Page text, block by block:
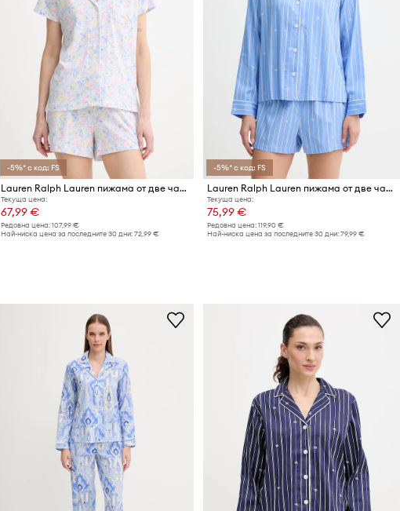
-5%* с код: FS
Lauren Ralph Lauren пижама от две части дамски с вискоза
Текуща цена:
67,99 €
Редовна цена: 107,99 €
Най-ниска цена за последните 30 дни: 72,99 €
-5%* с код: FS
Lauren Ralph Lauren пижама от две части дамска от памук
Текуща цена:
75,99 €
Редовна цена: 119,90 €
Най-ниска цена за последните 30 дни: 79,99 €